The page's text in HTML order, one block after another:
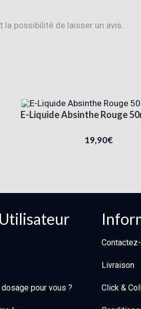
possibilité de laisser un avis.
E-Liquide Absinthe Rouge
19,90€
pour vous ?
Livraison
Click &